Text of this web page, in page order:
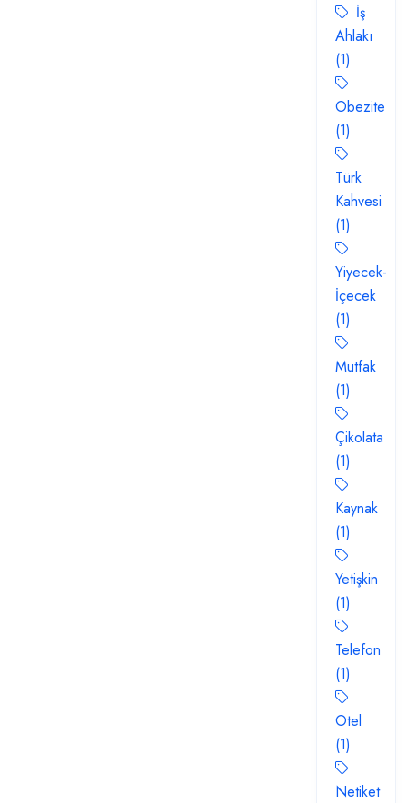
İş
Ahlakı
(1)
Obezite
(1)
Türk
Kahvesi
(1)
Yiyecek-
İçecek
(1)
Mutfak
(1)
Çikolata
(1)
Kaynak
(1)
Yetişkin
(1)
Telefon
(1)
Otel
(1)
Netiket